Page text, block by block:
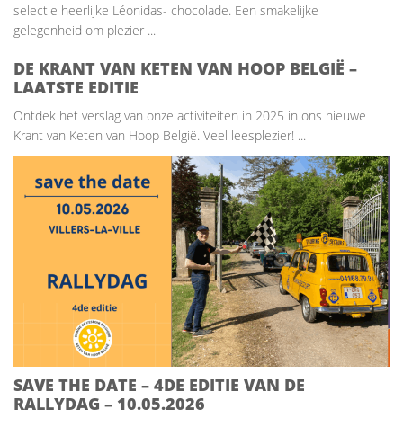
selectie heerlijke Léonidas- chocolade. Een smakelijke
gelegenheid om plezier ...
DE KRANT VAN KETEN VAN HOOP BELGIË –
LAATSTE EDITIE
Ontdek het verslag van onze activiteiten in 2025 in ons nieuwe
Krant van Keten van Hoop België. Veel leesplezier! ...
SAVE THE DATE – 4DE EDITIE VAN DE
RALLYDAG – 10.05.2026